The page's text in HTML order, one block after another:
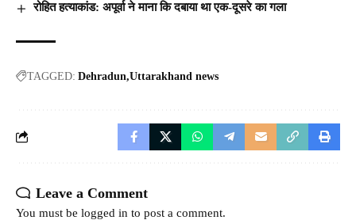
रोहित हत्याकांड: अपूर्वा ने माना कि दबाया था एक-दूसरे का गला
TAGGED: Dehradun Uttarakhand news
Leave a Comment
You must be logged in to post a comment.